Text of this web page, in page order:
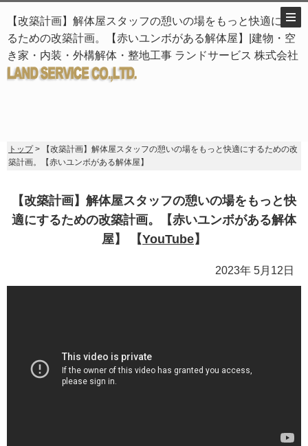
【改築計画】解体屋スタッフの憩いの場をもっと快適にす
るための改築計画。【赤いユンボがある解体屋】|建物・空
き家・内装・外構解体・整地工事 ランドサービス 株式会社
トップ> 【改築計画】解体屋スタッフの憩いの場をもっと快適にするための改
築計画。【赤いユンボがある解体屋】
【改築計画】解体屋スタッフの憩いの場をもっと快
適にするための改築計画。【赤いユンボがある解体
屋】 【YouTube】
2023年 5月12日